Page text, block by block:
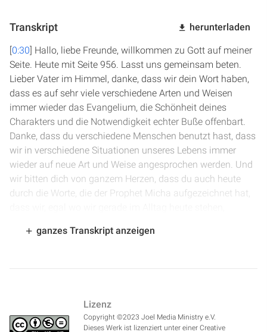
Transkript herunterladen
[0:30] Hallo, liebe Freunde, willkommen zu Gott auf meiner
Seite. Heute mit Seite 956. Lasst uns gemeinsam beten.
Lieber Vater im Himmel, danke, dass wir dein Wort haben,
dass es auf sehr viele verschiedene Arten und Weisen
immer wieder das Evangelium, die Schönheit deines
Charakters und die Notwendigkeit echter Buße offenbart.
Danke, dass du verschiedene Menschen benutzt hast, dass
wir in verschiedene Situationen unseres Lebens immer
wieder auf neue Art und Weise angesprochen werden. Und
wir bitten dich von ganzem Herzen, dass du auch heute
durch die Worte, die der Prophet Micha aufgezeichnet hat,
erreicht und wir Veränderung erleben. Die Kraft, die dein
1:36] Wir sind in Micha Kapitel 1. Micha predigt eine
ganzes Transkript anzeigen
Lizenz
Copyright ©2023 Joel Media Ministry e.V.
Dieses Werk ist lizenziert unter einer Creative